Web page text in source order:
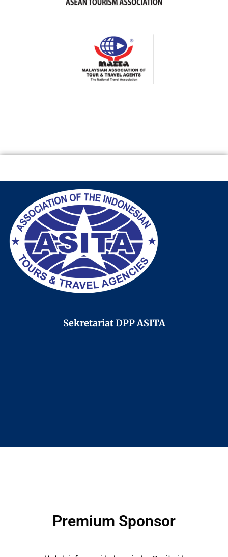
Sekretariat DPP ASITA
Premium Sponsor